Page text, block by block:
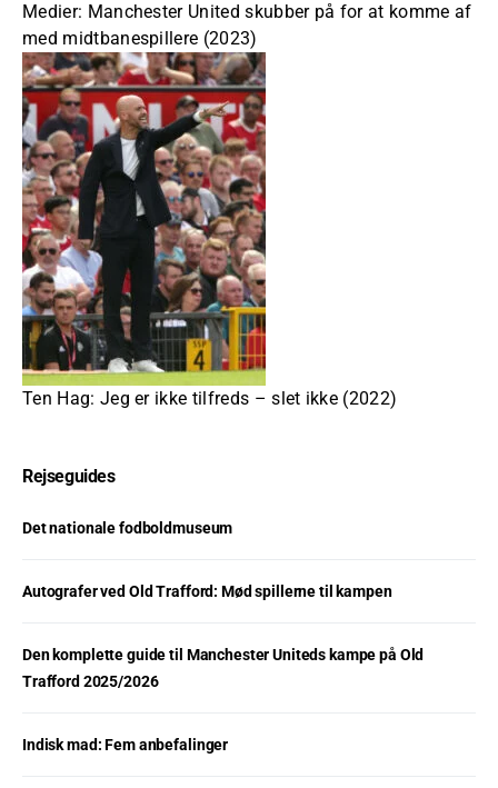
Medier: Manchester United skubber på for at komme af
med midtbanespillere (2023)
Ten Hag: Jeg er ikke tilfreds – slet ikke (2022)
Rejseguides
Det nationale fodboldmuseum
Autografer ved Old Trafford: Mød spillerne til kampen
Den komplette guide til Manchester Uniteds kampe på Old
Trafford 2025/2026
Indisk mad: Fem anbefalinger